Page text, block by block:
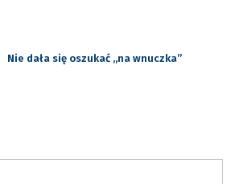
Nie dała się oszukać „na wnuczka”